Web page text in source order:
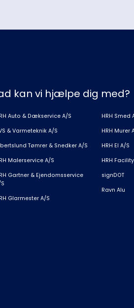
kan vi hjælpe dig med?
Auto & Dækservice A/S
& Varmeteknik A/S
Tømrer & Snedker A/S
Malerservice A/S
Gartner & Ejendomsservice
Glarmester A/S
HRH Smed
HRH Murer
HRH El A/S
HRH
signDOT
Ravn Alu